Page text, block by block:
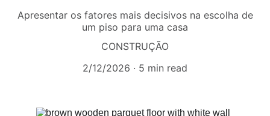
Apresentar os fatores mais decisivos na escolha de
um piso para uma casa
CONSTRUÇÃO
2/12/2026
5 min read